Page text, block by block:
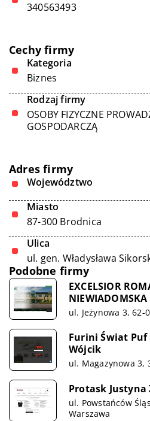
340563493
Cechy firmy
Kategoria
Biznes
Rodzaj firmy
OSOBY FIZYCZNE
GOSPODARCZĄ
Adres firmy
Województwo
Miasto
87-300 Brodnica
Ulica
ul. gen. Władysława
Podobne firmy
EXCELSIOR
NIEWIADOMSKA
ul. Jeżynowa 3, 62-
Furini Świat Puf
Wójcik
ul. Magazynowa 3,
Protask Justyna
ul. Powstańców
Warszawa